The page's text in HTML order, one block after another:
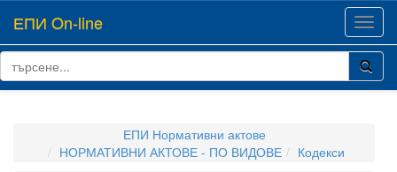
ЕПИ On-line
ЕПИ Нормативни актове
НОРМАТИВНИ АКТОВЕ - ПО ВИДОВЕ
Кодекси